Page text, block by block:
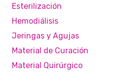
Esterilización
Hemodiálisis
Jeringas y Agujas
Material de Curación
Material Quirúrgico